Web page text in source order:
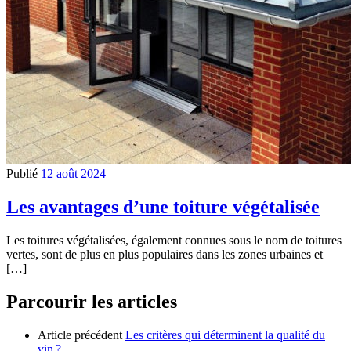
Publié 12 août 2024
Les avantages d’une toiture végétalisée
Les toitures végétalisées, également connues sous le nom de toitures
vertes, sont de plus en plus populaires dans les zones urbaines et
[…]
Parcourir les articles
Article précédent Les critères qui déterminent la qualité du